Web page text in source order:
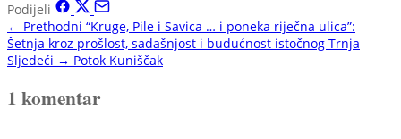
Podijeli
← Prethodni “Kruge, Pile i Savica … i poneka riječna ulica”:
Šetnja kroz prošlost, sadašnjost i budućnost istočnog Trnja
Sljedeći → Potok Kuniščak
1 komentar